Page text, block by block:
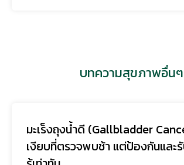
บทความสุขภาพอื่นๆ
มะเร็งถุงน้ำดี (Gallbladder
เงียบที่ตรวจพบช้า แต่ป้องกันและ